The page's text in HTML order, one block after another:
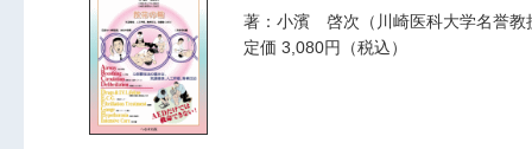
著：小濱 啓次（川崎医科大学名誉教
定価 3,080円（税込）